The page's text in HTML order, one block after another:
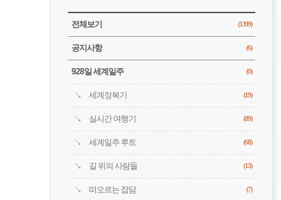
전체 보기
CATEGORY
전체보기 (1399)
공지사항 (6)
928일 세계일주 (0)
세계정복기 (19)
실시간 여행기 (89)
세계일주 루트 (68)
길 위의 사람들 (13)
떠오르는 잡담 (7)